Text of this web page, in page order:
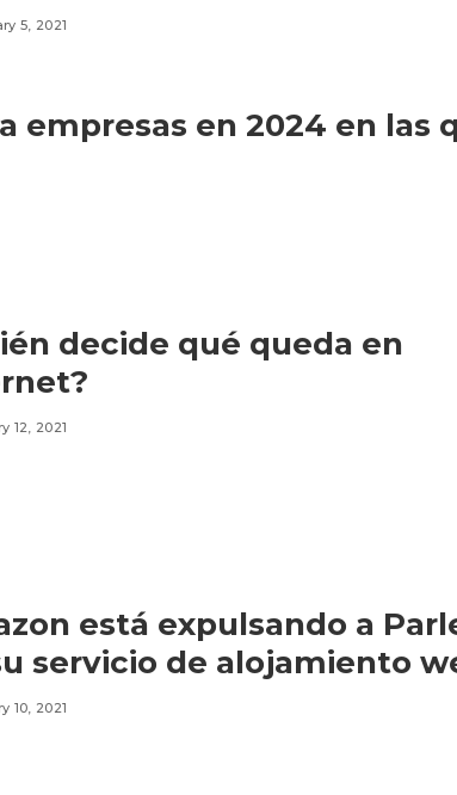
5, 2021
empresas en 2024 en las
decide qué queda en
12, 2021
está expulsando a
servicio de alojamiento
10, 2021